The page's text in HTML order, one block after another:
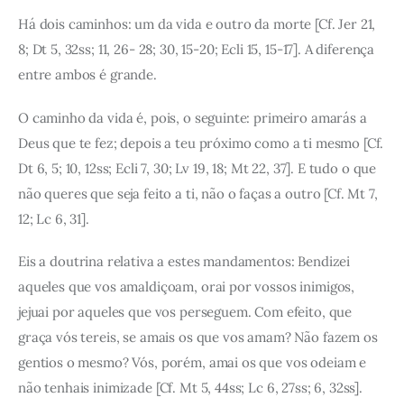
Há dois caminhos: um da vida e outro da morte [Cf. Jer 21,
8; Dt 5, 32ss; 11, 26- 28; 30, 15-20; Ecli 15, 15-17]. A diferença
entre ambos é grande.
O caminho da vida é, pois, o seguinte: primeiro amarás a
Deus que te fez; depois a teu próximo como a ti mesmo [Cf.
Dt 6, 5; 10, 12ss; Ecli 7, 30; Lv 19, 18; Mt 22, 37]. E tudo o que
não queres que seja feito a ti, não o faças a outro [Cf. Mt 7,
12; Lc 6, 31].
Eis a doutrina relativa a estes mandamentos: Bendizei
aqueles que vos amaldiçoam, orai por vossos inimigos,
jejuai por aqueles que vos perseguem. Com efeito, que
graça vós tereis, se amais os que vos amam? Não fazem os
gentios o mesmo? Vós, porém, amai os que vos odeiam e
não tenhais inimizade [Cf. Mt 5, 44ss; Lc 6, 27ss; 6, 32ss].